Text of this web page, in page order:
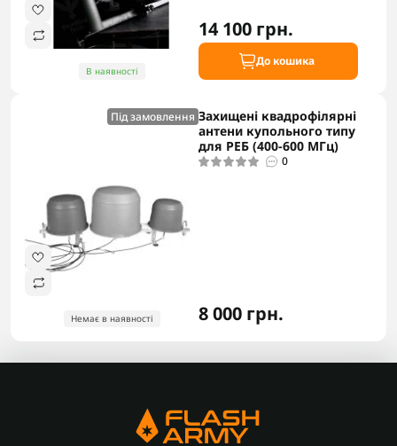
В наявності
14 100 грн.
До кошика
Під замовлення
Немає в наявності
Захищені квадрофілярні
антени купольного типу
для РЕБ (400-600 МГц)
0
8 000 грн.